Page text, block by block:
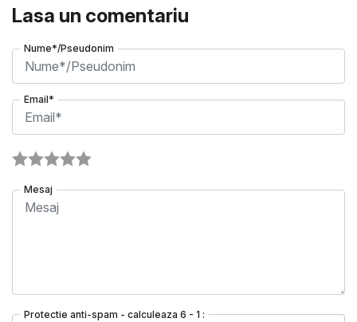
Lasa un comentariu
Nume*/Pseudonim
Email*
Mesaj
Protectie anti-spam - calculeaza 6 - 1 :